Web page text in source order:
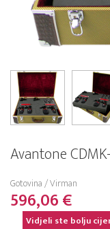
Avantone
Gotovina / Virman
596,06 €
Vidjeli ste bolju